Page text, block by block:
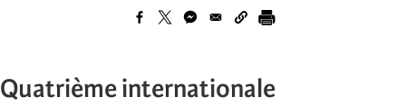
Quatrième internationale